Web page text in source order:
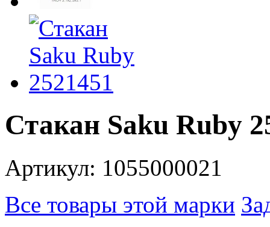
Стакан Saku Ruby
Артикул: 1055000021
Все товары этой марки